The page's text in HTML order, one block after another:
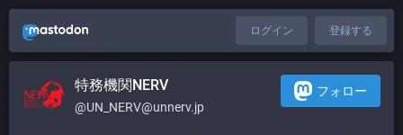
ログイン 登録する
特務機関NERV
@UN_NERV@unnerv.jp
フォロー